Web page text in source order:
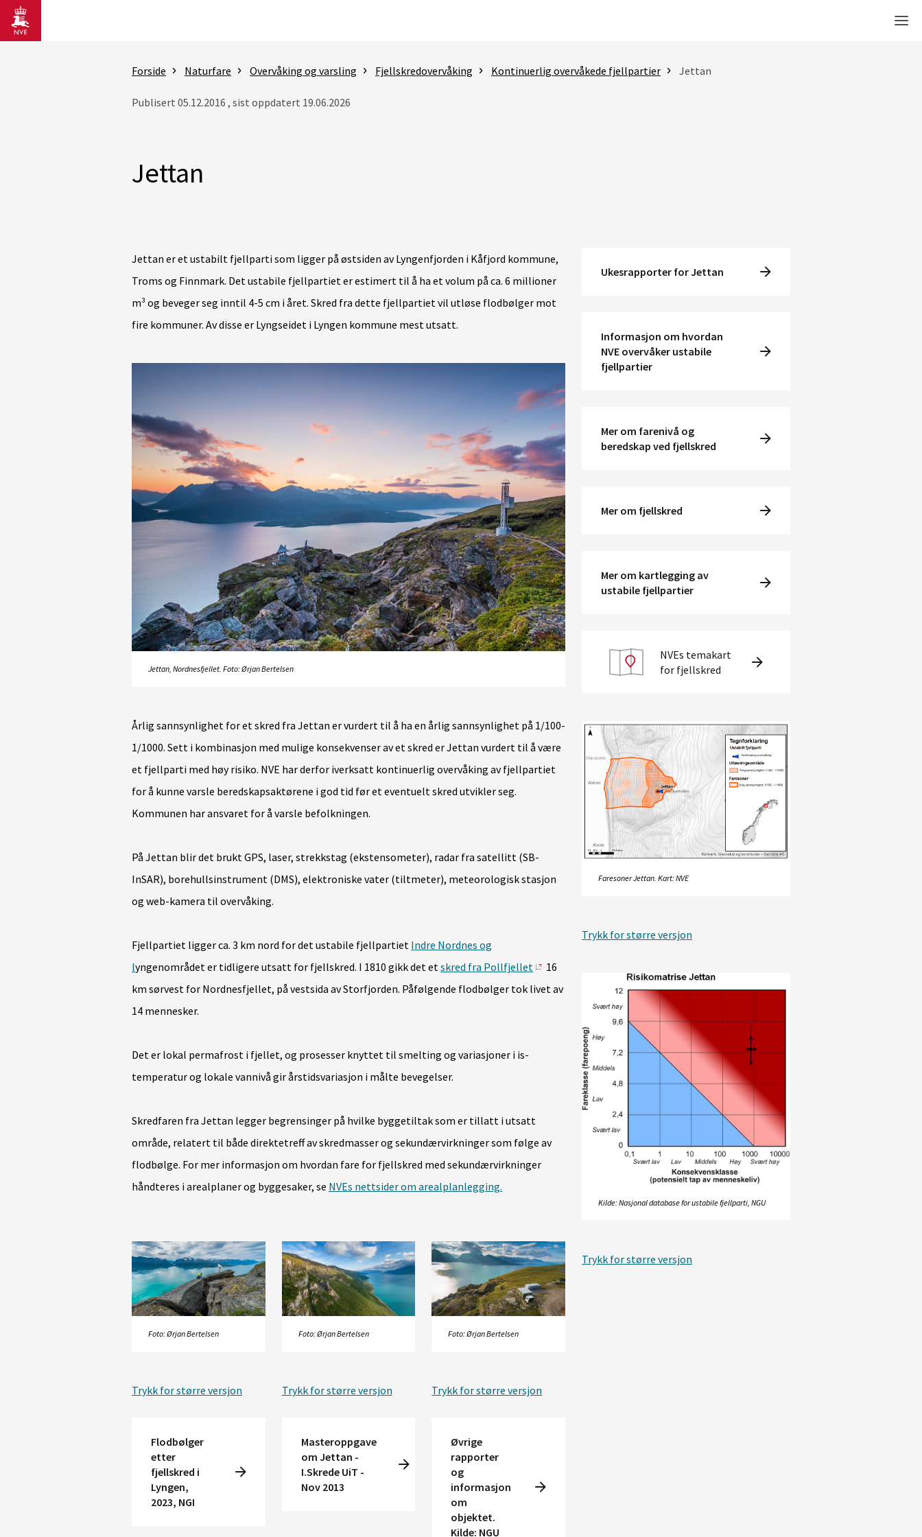
Gå til hovedinnhold
Forside Naturfare Overvåking og varsling Fjellskredovervåking Kontinuerlig overvåkede fjellpartier Jettan
Publisert 05.12.2016 , sist oppdatert 19.06.2026
Jettan
Jettan er et ustabilt fjellparti som ligger på østsiden av Lyngenfjorden i Kåfjord kommune,
Troms og Finnmark. Det ustabile fjellpartiet er estimert til å ha et volum på ca. 6 millioner
m³ og beveger seg inntil 4-5 cm i året. Skred fra dette fjellpartiet vil utløse flodbølger mot
fire kommuner. Av disse er Lyngseidet i Lyngen kommune mest utsatt.
Jettan, Nordnesfjellet. Foto: Ørjan Bertelsen
Årlig sannsynlighet for et skred fra Jettan er vurdert til å ha en årlig sannsynlighet på 1/100-
1/1000. Sett i kombinasjon med mulige konsekvenser av et skred er Jettan vurdert til å være
et fjellparti med høy risiko. NVE har derfor iverksatt kontinuerlig overvåking av fjellpartiet
for å kunne varsle beredskapsaktørene i god tid før et eventuelt skred utvikler seg.
Kommunen har ansvaret for å varsle befolkningen.
På Jettan blir det brukt GPS, laser, strekkstag (ekstensometer), radar fra satellitt (SB-
InSAR), borehullsinstrument (DMS), elektroniske vater (tiltmeter), meteorologisk stasjon
og web-kamera til overvåking.
Fjellpartiet ligger ca. 3 km nord for det ustabile fjellpartiet Indre Nordnes og
lyngenområdet er tidligere utsatt for fjellskred. I 1810 gikk det et skred fra Pollfjellet
16
km sørvest for Nordnesfjellet, på vestsida av Storfjorden. Påfølgende flodbølger tok livet av
14 mennesker.
Det er lokal permafrost i fjellet, og prosesser knyttet til smelting og variasjoner i is-
temperatur og lokale vannivå gir årstidsvariasjon i målte bevegelser.
Skredfaren fra Jettan legger begrensinger på hvilke byggetiltak som er tillatt i utsatt
område, relatert til både direktetreff av skredmasser og sekundærvirkninger som følge av
flodbølge. For mer informasjon om hvordan fare for fjellskred med sekundærvirkninger
håndteres i arealplaner og byggesaker, se NVEs nettsider om arealplanlegging.
Foto: Ørjan Bertelsen
Trykk for større versjon
Foto: Ørjan Bertelsen
Trykk for større versjon
Foto: Ørjan Bertelsen
Trykk for større versjon
Flodbølger
etter
fjellskred i
Lyngen,
2023, NGI
Masteroppgave
om Jettan -
I.Skrede UiT -
Nov 2013
Øvrige
rapporter
og
informasjon
om
objektet.
Kilde: NGU
Ukesrapporter for Jettan
Informasjon om hvordan
NVE overvåker ustabile
fjellpartier
Mer om farenivå og
beredskap ved fjellskred
Mer om fjellskred
Mer om kartlegging av
ustabile fjellpartier
NVEs temakart
for fjellskred
Faresoner Jettan. Kart: NVE
Trykk for større versjon
Kilde: Nasjonal database for ustabile fjellparti, NGU
Trykk for større versjon